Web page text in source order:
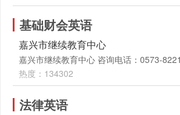
基础财会英语
嘉兴市继续教育中心
嘉兴市继续教育中心 咨询电话：0573-
热度：134302
法律英语